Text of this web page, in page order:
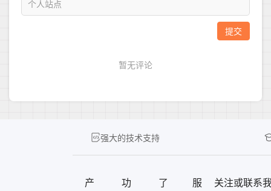
强大的技术支持
产
功
了
服
关注或联系